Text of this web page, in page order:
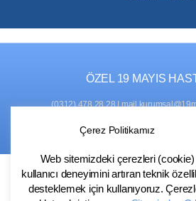
ÖZEL 19 MAYIS
(0312) 478 28 28 |
: Naci Çakır Mah., 761. Sok.
Çerez Politikamız
Web sitemizdeki çerezleri (cookie)
kullanıcı deneyimini artıran teknik
desteklemek için kullanıyoruz.